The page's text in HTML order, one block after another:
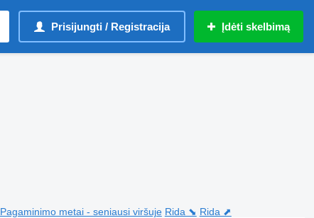
Prisijungti / Registracija Įdėti skelbimą
Pagaminimo metai - seniausi viršuje Rida ⬊ Rida ⬈